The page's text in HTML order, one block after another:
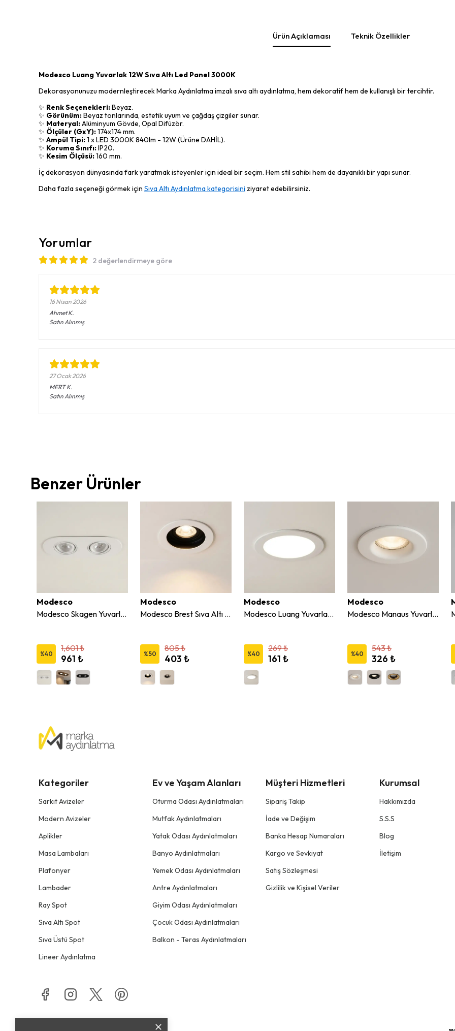
Ürün Açıklaması Teknik Özellikler
Modesco Luang Yuvarlak 12W Sıva Altı Led Panel 3000K
Dekorasyonunuzu modernleştirecek Marka Aydınlatma imzalı sıva altı aydınlatma, hem dekoratif hem de kullanışlı bir tercihtir.
✨ Renk Seçenekleri:Beyaz.
✨ Görünüm:Beyaz tonlarında, estetik uyum ve çağdaş çizgiler sunar.
✨ Materyal:Alüminyum Gövde, Opal Difüzör.
✨ Ölçüler (GxY):174x174 mm.
✨ Ampül Tipi:1 x LED 3000K 840lm - 12W (Ürüne DAHİL).
✨ Koruma Sınıfı:IP20.
✨ Kesim Ölçüsü:160 mm.
İç dekorasyon dünyasında fark yaratmak isteyenler için ideal bir seçim. Hem stil sahibi hem de dayanıklı bir yapı sunar.
Daha fazla seçeneği görmek için Sıva Altı Aydınlatma kategorisini ziyaret edebilirsiniz.
Yorumlar
2 değerlendirmeye göre
16 Nisan 2026
AhmetK.
Satın Alınmış
27 Ocak 2026
MERT K.
Satın Alınmış
Benzer Ürünler
Modesco
Modesco Skagen Yuvarlak 2'li Sıva Altı Hareketli Spot
%40
1,601 ₺
961 ₺
Modesco
Modesco Brest Sıva Altı Hareketli Spot
%50
805 ₺
403 ₺
Modesco
Modesco Luang Yuvarlak 12W Sıva Altı Led Panel 4000K
%40
269 ₺
161 ₺
Modesco
Modesco Manaus Yuvarlak Sıva Altı Sabit Spot
%40
543 ₺
326 ₺
Kategoriler
Sarkıt Avizeler
Modern Avizeler
Aplikler
Masa Lambaları
Plafonyer
Lambader
Ray Spot
Sıva Altı Spot
Sıva Üstü Spot
Lineer Aydınlatma
Ev ve Yaşam Alanları
Oturma Odası Aydınlatmaları
Mutfak Aydınlatmaları
Yatak Odası Aydınlatmaları
Banyo Aydınlatmaları
Yemek Odası Aydınlatmaları
Antre Aydınlatmaları
Giyim Odası Aydınlatmaları
Çocuk Odası Aydınlatmaları
Balkon - Teras Aydınlatmaları
Müşteri Hizmetleri
Sipariş Takip
İade ve Değişim
Banka Hesap Numaraları
Kargo ve Sevkiyat
Satış Sözleşmesi
Gizlilik ve Kişisel Veriler
Kurumsal
Hakkımızda
S.S.S
Blog
İletişim